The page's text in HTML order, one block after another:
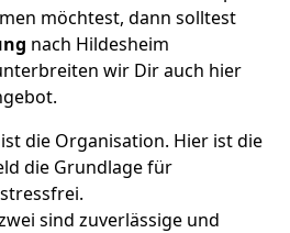
möchtest, dann solltest
nach Hildesheim
wir Dir auch hier
die Organisation. Hier ist die
die Grundlage für
sind zuverlässige und